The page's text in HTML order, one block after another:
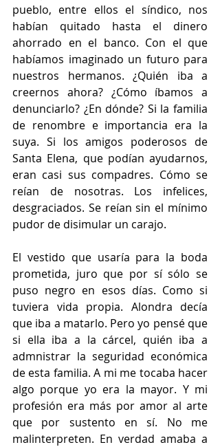
pueblo, entre ellos el síndico, nos
habían quitado hasta el dinero
ahorrado en el banco. Con el que
habíamos imaginado un futuro para
nuestros hermanos. ¿Quién iba a
creernos ahora? ¿Cómo íbamos a
denunciarlo? ¿En dónde? Si la familia
de renombre e importancia era la
suya. Si los amigos poderosos de
Santa Elena, que podían ayudarnos,
eran casi sus compadres. Cómo se
reían de nosotras. Los infelices,
desgraciados. Se reían sin el mínimo
pudor de disimular un carajo.
El vestido que usaría para la boda
prometida, juro que por sí sólo se
puso negro en esos días. Como si
tuviera vida propia. Alondra decía
que iba a matarlo. Pero yo pensé que
si ella iba a la cárcel, quién iba a
admnistrar la seguridad económica
de esta familia. A mi me tocaba hacer
algo porque yo era la mayor. Y mi
profesión era más por amor al arte
que por sustento en sí. No me
malinterpreten. En verdad amaba a